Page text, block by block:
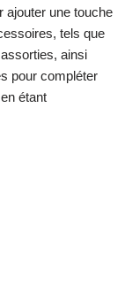
ajouter une touche
tels que
ainsi
pour compléter
étant